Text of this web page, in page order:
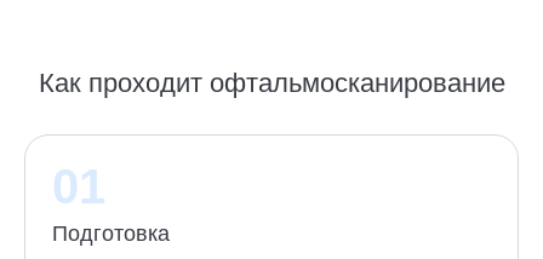
Как проходит офтальмосканирование
01
Подготовка